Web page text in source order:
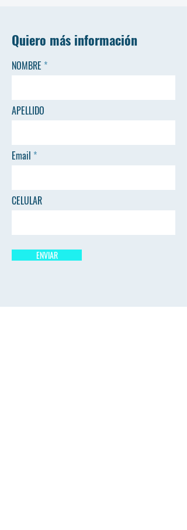
Quiero más información
NOMBRE
APELLIDO
Email
CELULAR
ENVIAR